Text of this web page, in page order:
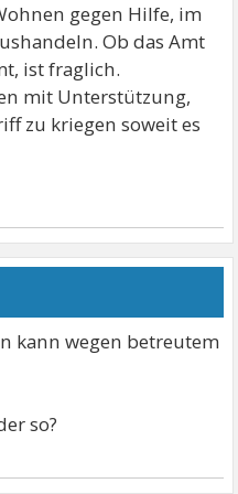
gegen Hilfe, im
Ob das Amt
ist fraglich.
mit Unterstützung,
zu kriegen soweit es
kann wegen betreutem
so?